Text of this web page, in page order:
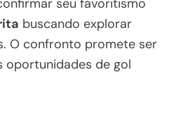
buscando explorar
O confronto promete ser
oportunidades de gol